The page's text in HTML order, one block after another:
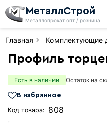
МеталлСтрой
Металлопрокат опт / розница
Главная Комплектующие
Профиль
Есть в наличии Остаток на
В избранное
Код товара: 808